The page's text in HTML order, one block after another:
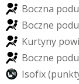
Boczna podu
Boczne podu
Kurtyny powi
Boczne podu
Isofix(punkt